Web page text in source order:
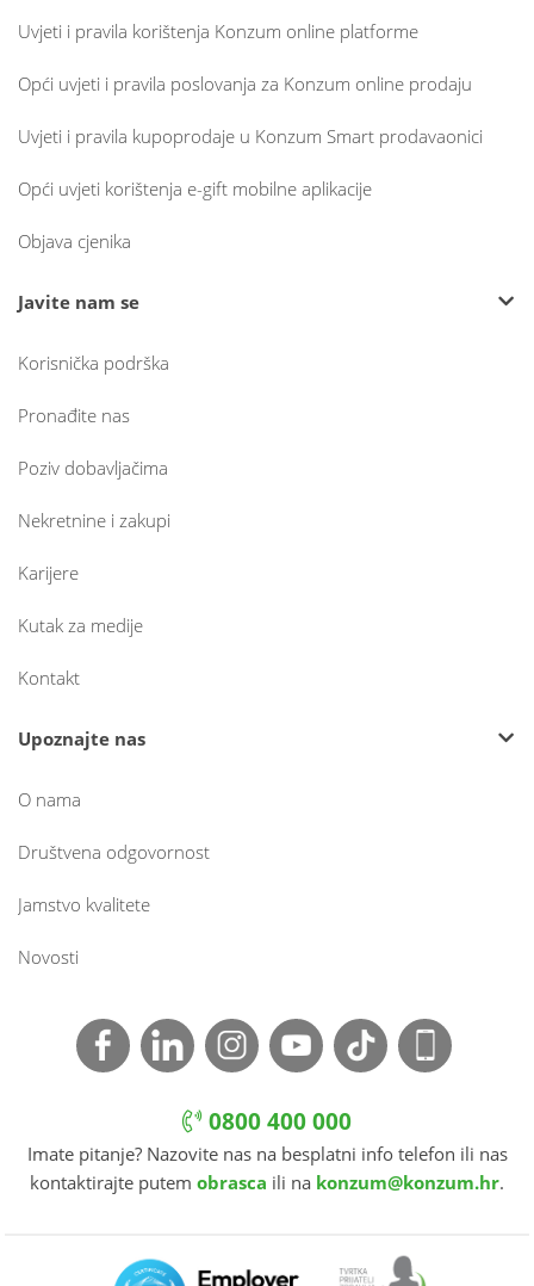
Uvjeti i pravila korištenja Konzum online platforme
Opći uvjeti i pravila poslovanja za Konzum online prodaju
Uvjeti i pravila kupoprodaje u Konzum Smart prodavaonici
Opći uvjeti korištenja e-gift mobilne aplikacije
Objava cjenika
Javite nam se
Korisnička podrška
Pronađite nas
Poziv dobavljačima
Nekretnine i zakupi
Karijere
Kutak za medije
Kontakt
Upoznajte nas
O nama
Društvena odgovornost
Jamstvo kvalitete
Novosti
0800 400 000
Imate pitanje? Nazovite nas na besplatni info telefon ili nas
kontaktirajte putem obrasca ili na konzum@konzum.hr.